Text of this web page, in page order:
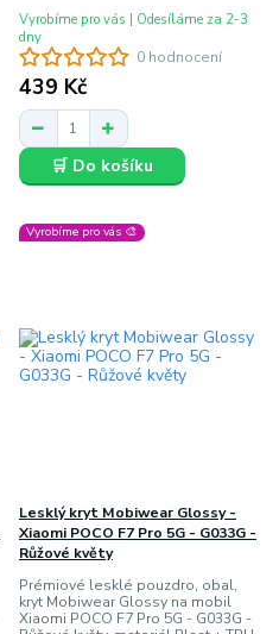
0 hodnocení
439 Kč
Vyrobíme pro vás | Odesíláme za 2-3
dny
🛒 Do košíku
Vyrobíme pro vás 🎨
Lesklý kryt Mobiwear Glossy -
Xiaomi POCO F7 Pro 5G - G033G -
Růžové květy
Prémiové lesklé pouzdro, obal,
kryt Mobiwear Glossy na mobil
Xiaomi POCO F7 Pro 5G - G033G -